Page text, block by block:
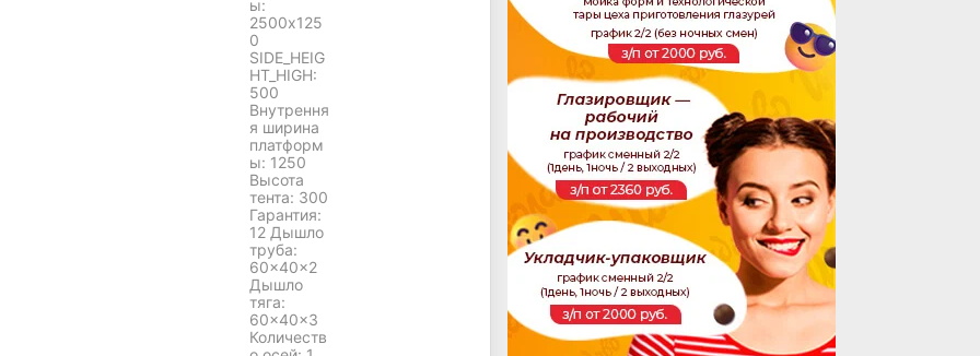
ы:
2500x125
0
SIDE_HEIG
HT_HIGH:
500
Внутрення
я ширина
платформ
ы: 1250
Высота
тента: 300
Гарантия:
12 Дышло
труба:
60×40×2
Дышло
тяга:
60×40×3
Количеств